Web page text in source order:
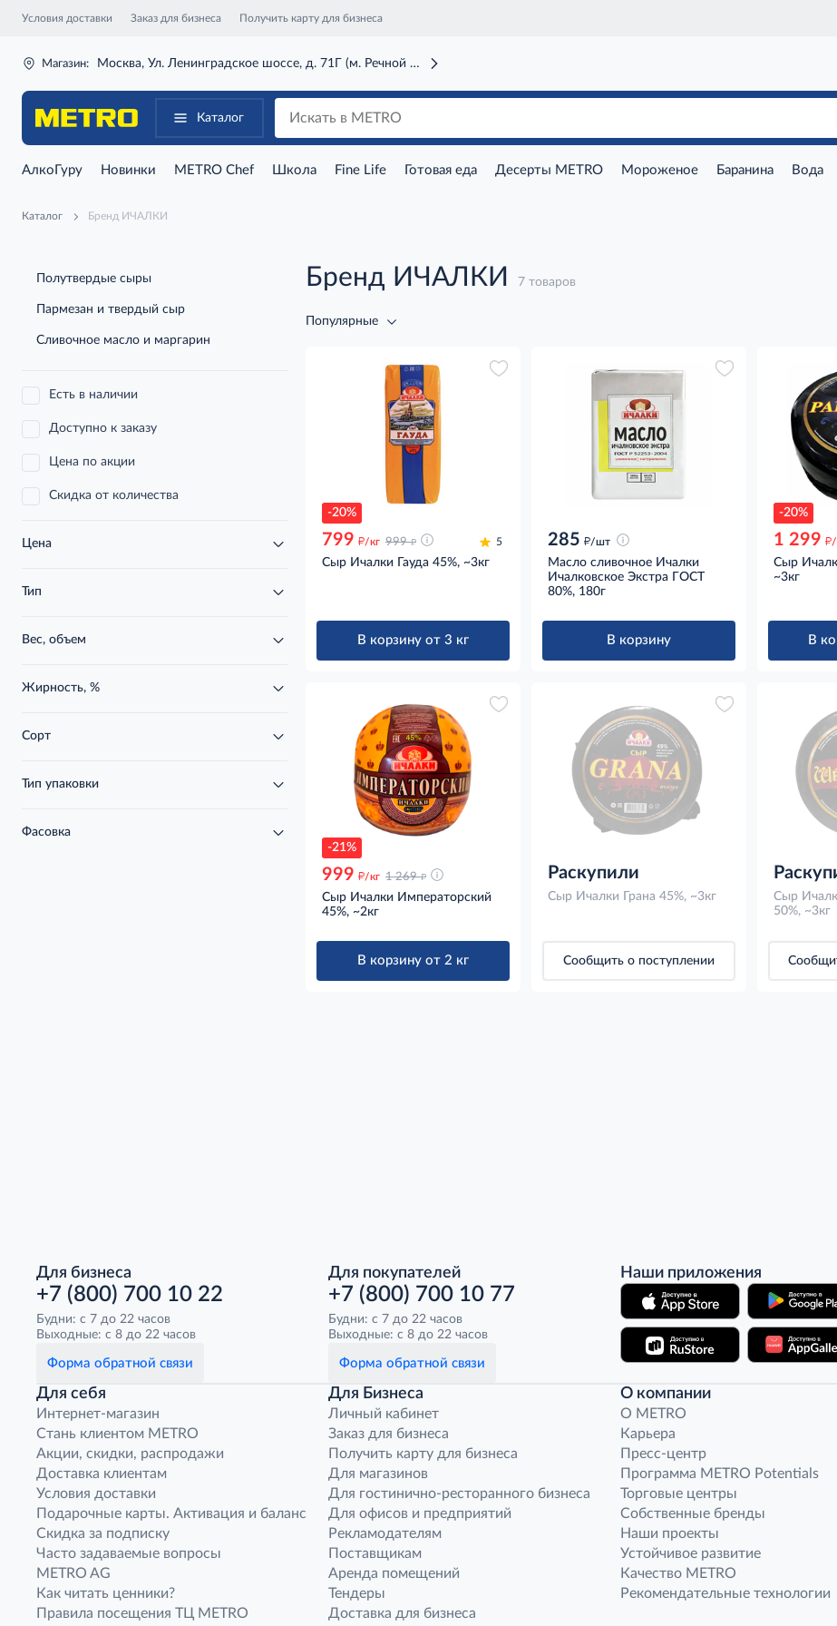
Условия доставки Заказ для бизнеса Получить карту для бизнеса
Магазин: Москва, Ул. Ленинградское шоссе, д. 71Г (м. Речной вокзал)
Каталог
АлкоГуру Новинки METRO Chef Школа Fine Life Готовая еда Десерты METRO Мороженое Баранина Вода
Каталог Бренд ИЧАЛКИ
Полутвердые сыры
Пармезан и твердый сыр
Сливочное масло и маргарин
Есть в наличии
Доступно к заказу
Цена по акции
Скидка от количества
Цена
Тип
Вес, объем
Жирность, %
Сорт
Тип упаковки
Фасовка
Бренд ИЧАЛКИ 7 товаров
Популярные
-20%
799 д/кг 999 д 5
Сыр Ичалки Гауда 45%, ~3кг
В корзину от 3 кг
285 д/шт
Масло сливочное Ичалки
Ичалковское Экстра ГОСТ
80%, 180г
В корзину
-20%
1 299 д/
Сыр
~3кг
В
-21%
999 д/кг 1 269 д
Сыр Ичалки Императорский
45%, ~2кг
В корзину от 2 кг
Раскупили
Сыр Ичалки Грана 45%, ~3кг
Сообщить о поступлении
Сыр
50%, ~3кг
Для бизнеса
+7 (800) 700 10 22
Будни: с 7 до 22 часов
Выходные: с 8 до 22 часов
Форма обратной связи
Для покупателей
+7 (800) 700 10 77
Будни: с 7 до 22 часов
Выходные: с 8 до 22 часов
Форма обратной связи
Наши приложения
Для себя
Интернет-магазин
Стань клиентом METRO
Акции, скидки, распродажи
Доставка клиентам
Условия доставки
Подарочные карты. Активация и баланс
Скидка за подписку
Часто задаваемые вопросы
METRO AG
Как читать ценники?
Правила посещения ТЦ METRO
Для Бизнеса
Личный кабинет
Заказ для бизнеса
Получить карту для бизнеса
Для магазинов
Для гостинично-ресторанного бизнеса
Для офисов и предприятий
Рекламодателям
Поставщикам
Аренда помещений
Тендеры
Доставка для бизнеса
О компании
O METRO
Карьера
Пресс-центр
Программа METRO Potentials
Торговые центры
Собственные бренды
Наши проекты
Устойчивое развитие
Качество METRO
Рекомендательные технологии